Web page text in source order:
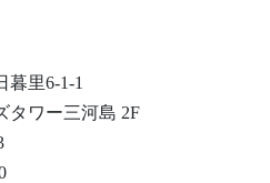
暮里6-1-1
タワー三河島 2F